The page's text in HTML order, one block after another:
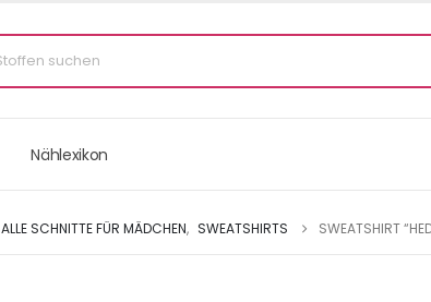
Nählexikon
ALLE SCHNITTE FÜR MÄDCHEN, SWEATSHIRTS SWEATSHIRT